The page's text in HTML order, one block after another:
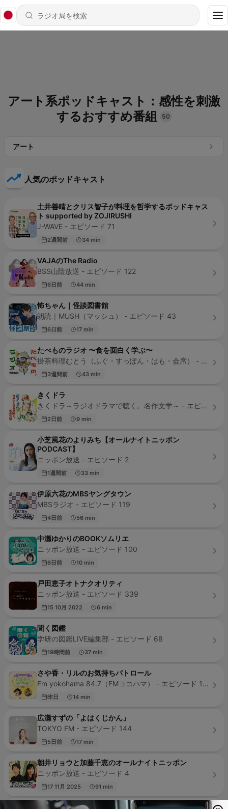
アート系ポッドキャスト：感性を刺激
するおすすめ番組
50
アート
人気のポッドキャスト
土井善晴とクリス智子が料理を哲学するポッドキャス
ト supported by ZOJIRUSHI
J-WAVE - エピソード 71
2週間前 34 min
VAJAのThe Radio
BSS山陰放送 - エピソード 122
6日前 44 min
怖ちゃん｜怪談図書館
朗読｜MUSH（マッシュ） - エピソード 43
6日前 17 min
たべものラジオ 〜食を面白く学ぶ〜
掛茶料理むとう（ふぐ・すっぽん・はも・会席） - エピソード 284
3週間前 43 min
きくドラ
きくドラ～ラジオドラマで聴く。名作文学～ - エピソード 300
2日前 9 min
小芝風花のよりみち【オールナイトニッポン
PODCAST】
ニッポン放送 - エピソード 2
1週間前 33 min
伊原六花のMBSヤングタウン
MBSラジオ - エピソード 119
4日前 56 min
中瀬ゆかりのBOOKソムリエ
ニッポン放送 - エピソード 100
6日前 10 min
戸田恵子オトナクオリティ
ニッポン放送 - エピソード 339
15 10月 2022 6 min
聞く図鑑
学研の図鑑LIVE編集部 - エピソード 68
19時間前 37 min
さや香・リルのお気持ちパトロール
Fm yokohama 84.7（FMヨコハマ） - エピソード 175
昨日 14 min
広瀬すずの「よはくじかん」
TOKYO FM - エピソード 144
5日前 17 min
朝井リョウと加藤千恵のオールナイトニッポン
ニッポン放送 - エピソード 4
17 11月 2025 91 min
iCaela: Classical Piano